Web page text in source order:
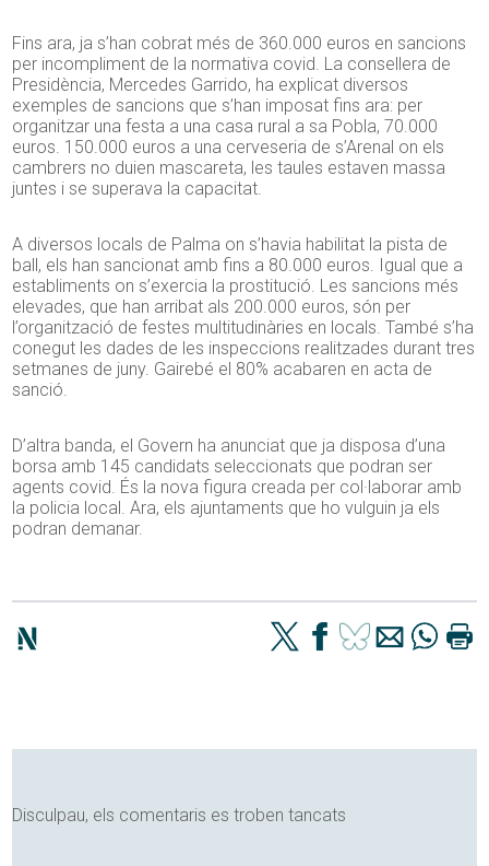
Fins ara, ja s’han cobrat més de 360.000 euros en sancions
per incompliment de la normativa covid. La consellera de
Presidència, Mercedes Garrido, ha explicat diversos
exemples de sancions que s’han imposat fins ara: per
organitzar una festa a una casa rural a sa Pobla, 70.000
euros. 150.000 euros a una cerveseria de s’Arenal on els
cambrers no duien mascareta, les taules estaven massa
juntes i se superava la capacitat.
A diversos locals de Palma on s’havia habilitat la pista de
ball, els han sancionat amb fins a 80.000 euros. Igual que a
establiments on s’exercia la prostitució. Les sancions més
elevades, que han arribat als 200.000 euros, són per
l’organització de festes multitudinàries en locals. També s’ha
conegut les dades de les inspeccions realitzades durant tres
setmanes de juny. Gairebé el 80% acabaren en acta de
sanció.
D’altra banda, el Govern ha anunciat que ja disposa d’una
borsa amb 145 candidats seleccionats que podran ser
agents covid. És la nova figura creada per col·laborar amb
la policia local. Ara, els ajuntaments que ho vulguin ja els
podran demanar.
Disculpau, els comentaris es troben tancats